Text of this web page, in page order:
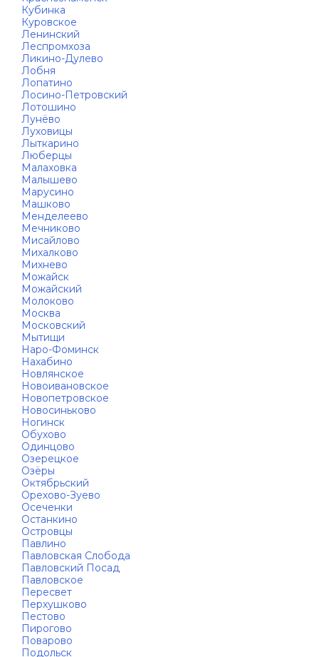
Кубинка
Куровское
Ленинский
Леспромхоза
Ликино-Дулево
Лобня
Лопатино
Лосино-Петровский
Лотошино
Лунёво
Луховицы
Лыткарино
Люберцы
Малаховка
Малышево
Марусино
Машково
Менделеево
Мечниково
Мисайлово
Михалково
Михнево
Можайск
Можайский
Молоково
Москва
Московский
Мытищи
Наро-Фоминск
Нахабино
Новлянское
Новоивановское
Новопетровское
Новосиньково
Ногинск
Обухово
Одинцово
Озерецкое
Озёры
Октябрьский
Орехово-Зуево
Осеченки
Останкино
Островцы
Павлино
Павловская Слобода
Павловский Посад
Павловское
Пересвет
Перхушково
Пестово
Пирогово
Поварово
Подольск